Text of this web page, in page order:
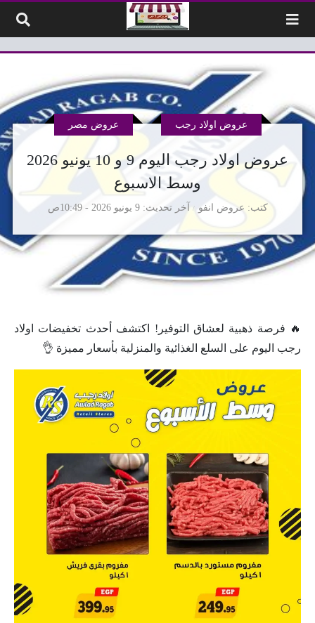
عروض اولاد رجب اليوم 9 و 10 يونيو 2026
وسط الاسبوع
كتب عروض انفو
عروض اولاد رجب عروض مصر
آخر تحديث 9 يونيو 2026 - 10:49ص
🔥 فرصة ذهبية لعشاق التوفير! اكتشف أحدث تخفيضات اولاد
رجب اليوم على السلع الغذائية والمنزلية بأسعار مميزة 👌